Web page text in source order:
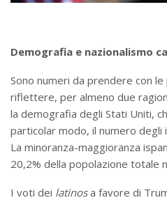
Demografia e nazionalismo
Sono numeri da prendere con le
riflettere, per almeno due
la demografia degli Stati Uniti,
particolar modo, il numero degli
La minoranza-maggioranza
20,2% della popolazione totale
I voti dei latinosa favore di